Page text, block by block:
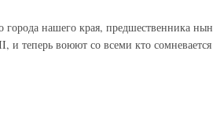
города нашего края, предшественника
теперь воюют со всеми кто сомневается